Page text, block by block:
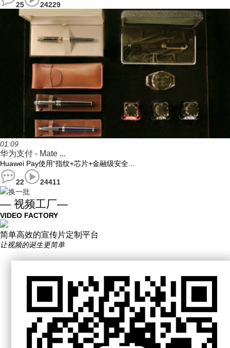
25 24229
01:09
华为支付 - Mate ...
Huawei Pay使用“指纹+芯片+金融级安全...
22
24411
换一批
— 视频工厂—
VIDEO FACTORY
简单高效的宣传片定制平台
让视频的诞生更简单